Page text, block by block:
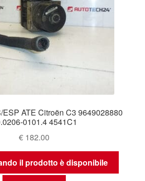
ATE Citroën C3 9649028880
0101.4 4541C1
€ 182.00
il prodotto è disponibile